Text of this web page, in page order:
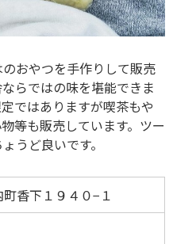
おやつを手作りして販売
らではの味を堪能できま
ではありますが喫茶もや
等も販売しています。ツー
うど良いです。
香下１９４０−１